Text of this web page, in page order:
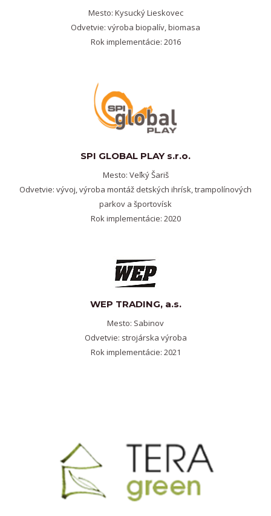
Mesto: Kysucký Lieskovec
Odvetvie: výroba biopalív, biomasa
Rok implementácie: 2016
SPI GLOBAL PLAY s.r.o.
Mesto: Veľký Šariš
Odvetvie: vývoj, výroba montáž detských ihrísk, trampolínových
parkov a športovísk
Rok implementácie: 2020
WEP TRADING, a.s.
Mesto: Sabinov
Odvetvie: strojárska výroba
Rok implementácie: 2021